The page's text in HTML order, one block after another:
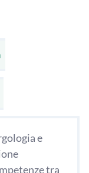
e
tra